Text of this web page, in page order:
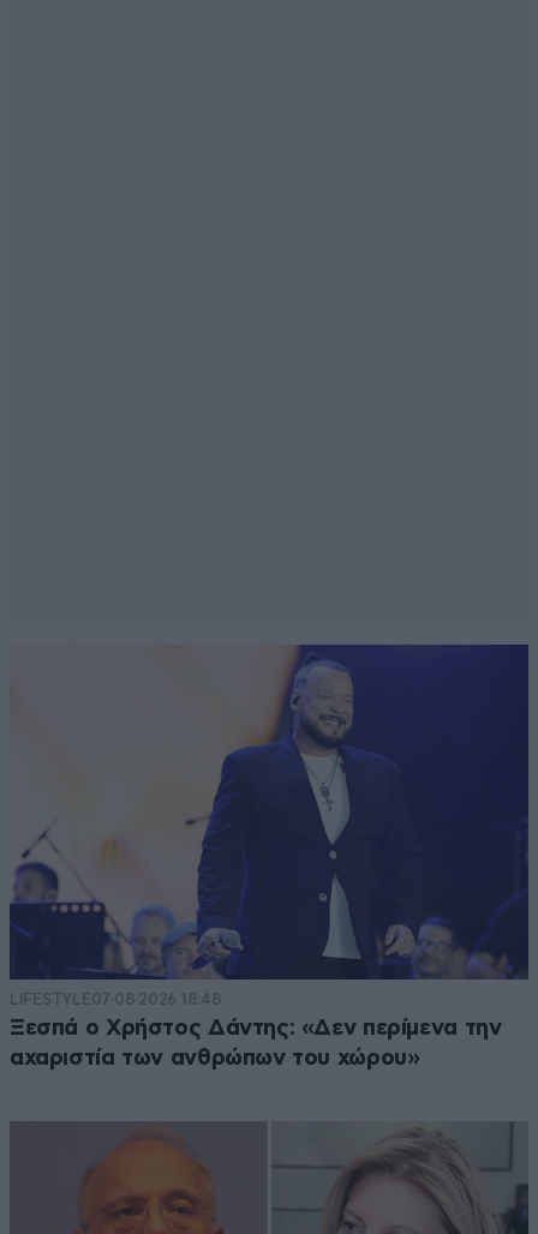
LIFESTYLE07·08·2026 18:48
Ξεσπά ο Χρήστος Δάντης: «Δεν περίμενα την
αχαριστία των ανθρώπων του χώρου»